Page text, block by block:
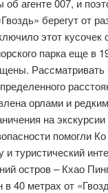
агенте 007, и
берегут от
этот кусочек
парка еще в
орлами и
на
помогли
и туристический
остров – Кхао
в 40 метрах от